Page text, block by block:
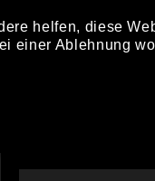
TOUR
helfen, diese
einer Ablehnung